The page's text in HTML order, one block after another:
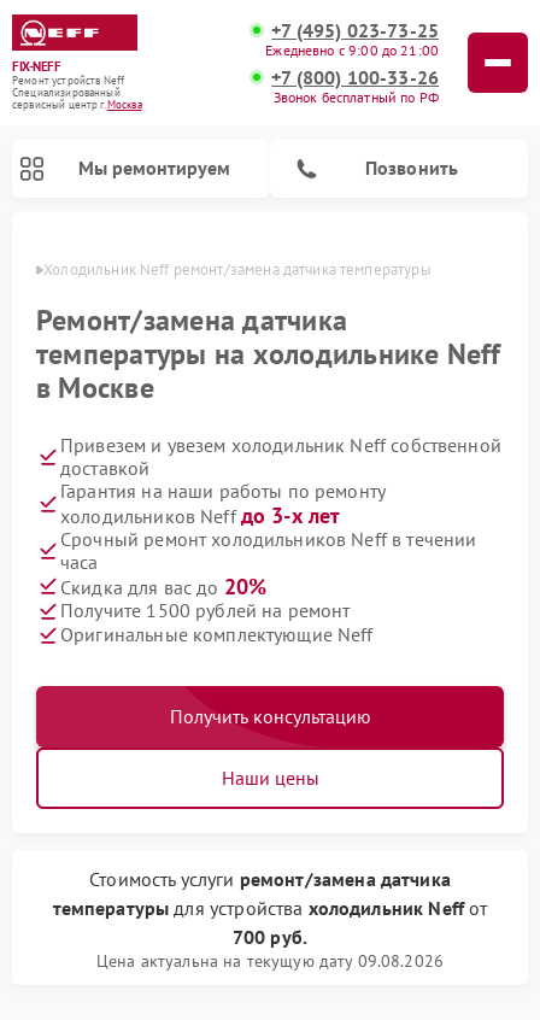
FIX-NEFF
Ремонт устройств Neff
Специализированный
cервисный центр г.Москва
+7 (495) 023-73-25
Ежедневно с 9:00 до 21:00
+7 (800) 100-33-26
Звонок бесплатный по РФ
Мы ремонтируем Позвонить
Холодильник Neff ремонт/замена датчика температуры
Ремонт/замена датчика
температуры на холодильнике Neff
в Москве
Привезем и увезем холодильник Neff собственной
доставкой
Гарантия на наши работы по ремонту
холодильников Neffдо 3-х лет
Срочный ремонт холодильников Neff в течении
часа
Скидка для вас до 20%
Получите 1500 рублей на ремонт
Оригинальные комплектующие Neff
Получить консультацию
Наши цены
Стоимость услуги ремонт/замена датчика
температуры для устройства холодильник Neffот
700 руб.
Цена актуальна на текущую дату 09.08.2026